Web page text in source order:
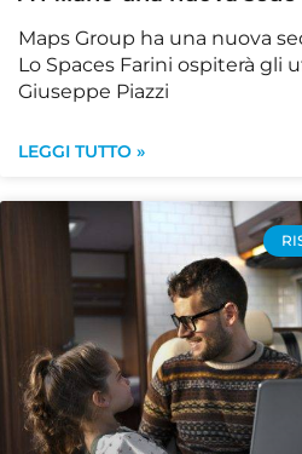
Maps Group ha una nuova
Lo Spaces Farini ospiterà gli
Giuseppe Piazzi
LEGGI TUTTO »